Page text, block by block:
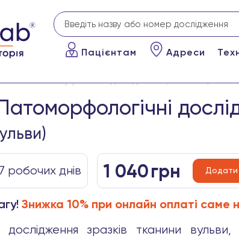
Пацієнтам Адреси
Патоморфологічні дослідження (гістологія):
робочих днів 1 040 грн Додати
Знижка 10% при онлайн оплаті
дослідження зразків тканини